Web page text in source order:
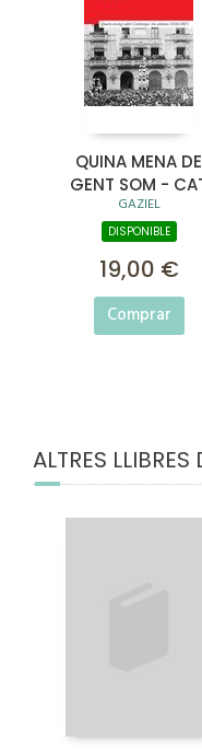
QUINA MENA DE
GENT SOM -
GAZIEL
DISPONIBLE
19,00 €
Comprar
ALTRES LLIBRES